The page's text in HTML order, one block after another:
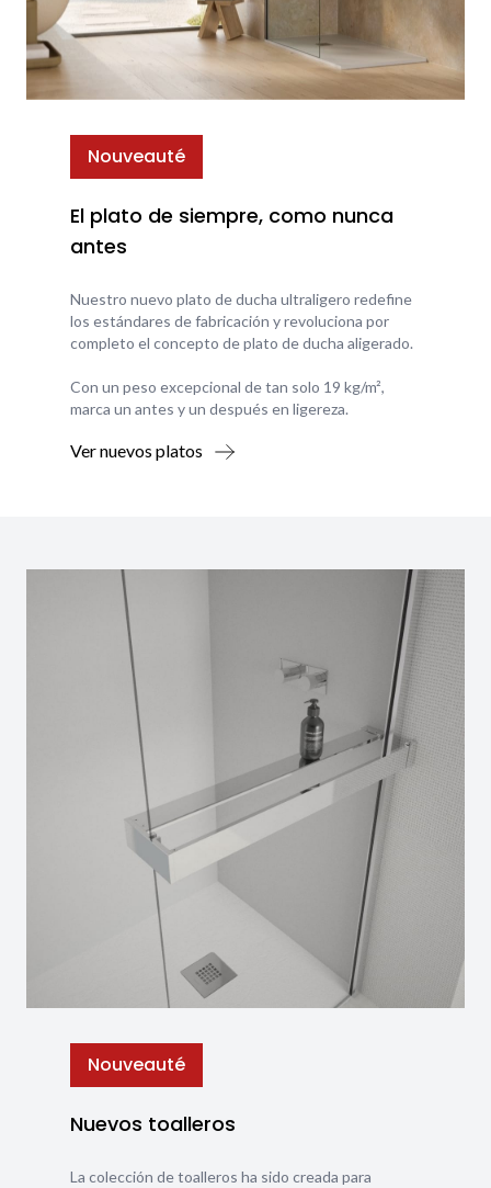
Nouveauté
El plato de siempre, como nunca
antes
Nuestro nuevo plato de ducha ultraligero redefine
los estándares de fabricación y revoluciona por
completo el concepto de plato de ducha aligerado.
Con un peso excepcional de tan solo 19 kg/m²,
marca un antes y un después en ligereza.
Ver nuevos platos
Nouveauté
Nuevos toalleros
La colección de toalleros ha sido creada para